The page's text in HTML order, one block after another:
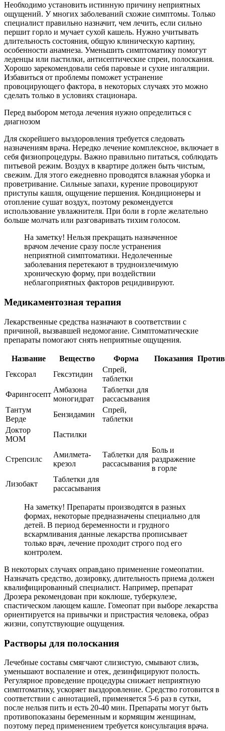
Необходимо установить истинную причину неприятных
ощущений. У многих заболеваний схожие симптомы. Только
специалист правильно назначит, чем лечить, если сильно
першит горло и мучает сухой кашель. Нужно учитывать
длительность состояния, общую клиническую картину,
особенности анамнеза. Уменьшить симптоматику помогут
леденцы или пастилки, антисептические спреи, полоскания.
Хорошо зарекомендовали себя паровые и сухие ингаляции.
Избавиться от проблемы поможет устранение
провоцирующего фактора, в некоторых случаях это можно
сделать только в условиях стационара.
Перед выбором метода лечения нужно определиться с
диагнозом
Для скорейшего выздоровления требуется следовать
назначениям врача. Нередко лечение комплексное, включает в
себя физиопроцедуры. Важно правильно питаться, соблюдать
питьевой режим. Воздух в квартире должен быть чистым,
свежим. Для этого ежедневно проводятся влажная уборка и
проветривание. Сильные запахи, курение провоцируют
приступы кашля, ощущение першения. Кондиционеры и
отопление сушат воздух, поэтому рекомендуется
использование увлажнителя. При боли в горле желательно
больше молчать или разговаривать тихим голосом.
На заметку! Нельзя прекращать назначенное
врачом лечение сразу после устранения
неприятной симптоматики. Недолеченные
заболевания перетекают в трудноизлечимую
хроническую форму, при воздействии
неблагоприятных факторов рецидивируют.
Медикаментозная терапия
Лекарственные средства назначают в соответствии с
причиной, вызвавшей недомогание. Симптоматические
препараты помогают снять неприятные ощущения.
Название Вещество Форма Показания
Гексорал
Гексэтидин
Спрей,
таблетки
Фарингосепт
Амбазона
моногидрат
Таблетки для
рассасывания
Тантум
Верде
Бензидамин
Спрей,
таблетки
Доктор
МОМ
Пастилки
Стрепсилс
Амилмета-
крезол
Таблетки для
рассасывания
Боль и
раздражение
в горле
Лизобакт
Таблетки для
рассасывания
На заметку! Препараты производятся в разных
формах, некоторые предназначены специально для
детей. В период беременности и грудного
вскармливания данные лекарства прописывает
только врач, лечение проходит строго под его
контролем.
В некоторых случаях оправдано применение гомеопатии.
Назначать средство, дозировку, длительность приема должен
квалифицированный специалист. Например, препарат
Дрозера рекомендован при коклюше, туберкулезе,
спастическом лающем кашле. Гомеопат при выборе лекарства
ориентируется на привычки и пристрастия человека, образ
жизни, сопутствующие ощущения.
Растворы для полоскания
Лечебные составы смягчают слизистую, смывают слизь,
уменьшают воспаление и отек, дезинфицируют полость.
Регулярное проведение процедуры снижает неприятную
симптоматику, ускоряет выздоровление. Средство готовится в
соответствии с аннотацией, применяется 5-6 раз в сутки,
после нельзя пить и есть 20-40 мин. Препараты могут быть
противопоказаны беременным и кормящим женщинам,
поэтому перед применением требуется консультация врача.